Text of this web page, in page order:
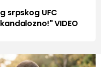
srpskog UFC
VIDEO